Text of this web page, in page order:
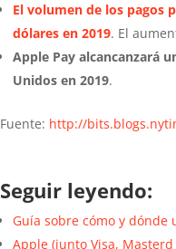
El volumen de los pagos
dólares en 2019. El
Apple Pay alcancanzará
Unidos en 2019.
Fuente: http://
Seguir leyendo:
Guía sobre cómo y dónde
Apple (junto Visa,